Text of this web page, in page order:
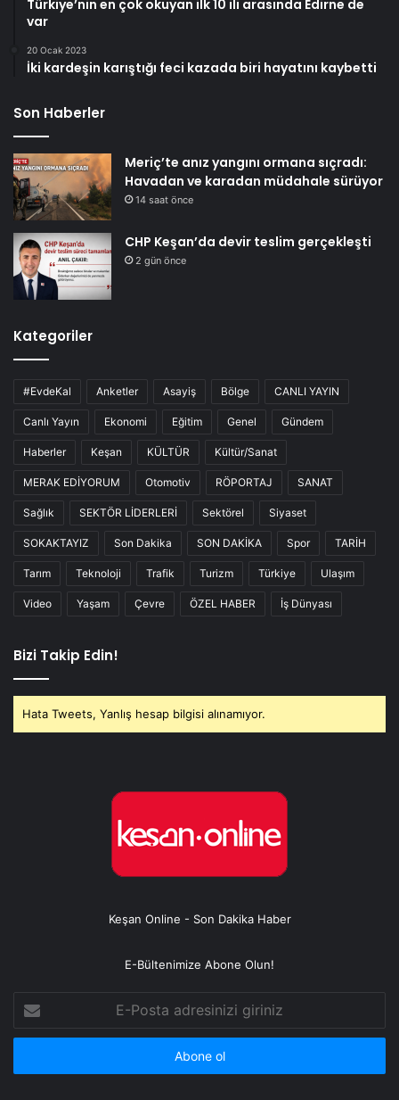
Türkiye’nin en çok okuyan ilk 10 ili arasında Edirne de
var
20 Ocak 2023
İki kardeşin karıştığı feci kazada biri hayatını kaybetti
Son Haberler
Meriç’te anız yangını ormana sıçradı:
Havadan ve karadan müdahale sürüyor
14 saat önce
CHP Keşan’da devir teslim gerçekleşti
2 gün önce
Kategoriler
#EvdeKal Anketler Asayiş Bölge CANLI YAYIN
Canlı Yayın Ekonomi Eğitim Genel Gündem
Haberler Keşan KÜLTÜR Kültür/Sanat
MERAK EDİYORUM Otomotiv RÖPORTAJ SANAT
Sağlık SEKTÖR LİDERLERİ Sektörel Siyaset
SOKAKTAYIZ Son Dakika SON DAKİKA Spor TARİH
Tarım Teknoloji Trafik Turizm Türkiye Ulaşım
Video Yaşam Çevre ÖZEL HABER İş Dünyası
Bizi Takip Edin!
Hata Tweets, Yanlış hesap bilgisi alınamıyor.
Keşan Online - Son Dakika Haber
E-Bültenimize Abone Olun!
Posta
adresinizi